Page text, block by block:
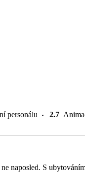
personálu 2.7
naposled. S